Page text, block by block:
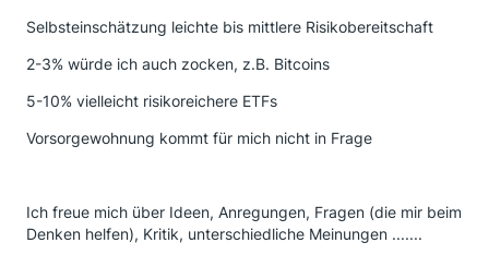
Selbsteinschätzung leichte bis mittlere Risikobereitschaft
2-3% würde ich auch zocken, z.B. Bitcoins
5-10% vielleicht risikoreichere ETFs
Vorsorgewohnung kommt für mich nicht in Frage
Ich freue mich über Ideen, Anregungen, Fragen (die mir beim
Denken helfen), Kritik, unterschiedliche Meinungen .......